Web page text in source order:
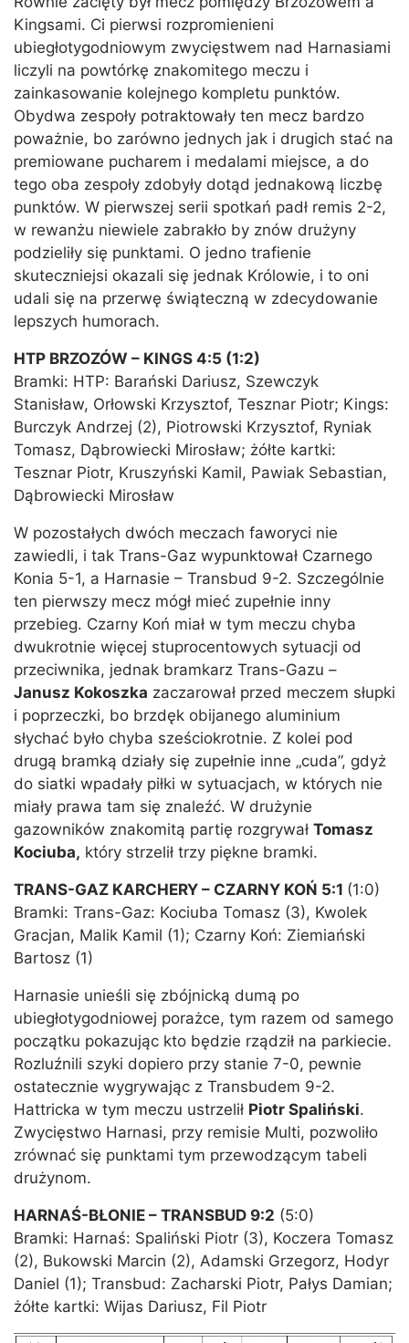
Kingsami. Ci pierwsi rozpromienieni
ubiegłotygodniowym zwycięstwem nad Harnasiami
liczyli na powtórkę znakomitego meczu i
zainkasowanie kolejnego kompletu punktów.
Obydwa zespoły potraktowały ten mecz bardzo
poważnie, bo zarówno jednych jak i drugich stać na
premiowane pucharem i medalami miejsce, a do
tego oba zespoły zdobyły dotąd jednakową liczbę
punktów. W pierwszej serii spotkań padł remis 2-2,
w rewanżu niewiele zabrakło by znów drużyny
podzieliły się punktami. O jedno trafienie
skuteczniejsi okazali się jednak Królowie, i to oni
udali się na przerwę świąteczną w zdecydowanie
lepszych humorach.
HTP BRZOZÓW – KINGS 4:5 (1:2)
Bramki: HTP: Barański Dariusz, Szewczyk
Stanisław, Orłowski Krzysztof, Tesznar Piotr; Kings:
Burczyk Andrzej (2), Piotrowski Krzysztof, Ryniak
Tomasz, Dąbrowiecki Mirosław; żółte kartki:
Tesznar Piotr, Kruszyński Kamil, Pawiak Sebastian,
Dąbrowiecki Mirosław
W pozostałych dwóch meczach faworyci nie
zawiedli, i tak Trans-Gaz wypunktował Czarnego
Konia 5-1, a Harnasie – Transbud 9-2. Szczególnie
ten pierwszy mecz mógł mieć zupełnie inny
przebieg. Czarny Koń miał w tym meczu chyba
dwukrotnie więcej stuprocentowych sytuacji od
przeciwnika, jednak bramkarz Trans-Gazu –
Janusz Kokoszka zaczarował przed meczem słupki
i poprzeczki, bo brzdęk obijanego aluminium
słychać było chyba sześciokrotnie. Z kolei pod
drugą bramką działy się zupełnie inne „cuda”, gdyż
do siatki wpadały piłki w sytuacjach, w których nie
miały prawa tam się znaleźć. W drużynie
gazowników znakomitą partię rozgrywał Tomasz
Kociuba, który strzelił trzy piękne bramki.
TRANS-GAZ KARCHERY – CZARNY KOŃ 5:1 (1:0)
Bramki: Trans-Gaz: Kociuba Tomasz (3), Kwolek
Gracjan, Malik Kamil (1); Czarny Koń: Ziemiański
Bartosz (1)
Harnasie unieśli się zbójnicką dumą po
ubiegłotygodniowej porażce, tym razem od samego
początku pokazując kto będzie rządził na parkiecie.
Rozluźnili szyki dopiero przy stanie 7-0, pewnie
ostatecznie wygrywając z Transbudem 9-2.
Hattricka w tym meczu ustrzelił Piotr Spaliński.
Zwycięstwo Harnasi, przy remisie Multi, pozwoliło
zrównać się punktami tym przewodzącym tabeli
drużynom.
HARNAŚ-BŁONIE – TRANSBUD 9:2 (5:0)
Bramki: Harnaś: Spaliński Piotr (3), Koczera Tomasz
(2), Bukowski Marcin (2), Adamski Grzegorz, Hodyr
Daniel (1); Transbud: Zacharski Piotr, Pałys Damian;
żółte kartki: Wijas Dariusz, Fil Piotr